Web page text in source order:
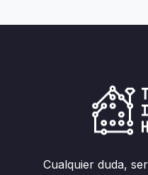
Cualquier duda,